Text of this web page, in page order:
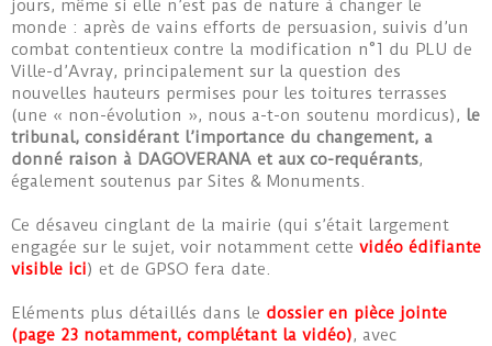
jours, même si elle n’est pas de nature à changer le
monde : après de vains efforts de persuasion, suivis d’un
combat contentieux contre la modification n°1 du PLU de
Ville-d’Avray, principalement sur la question des
nouvelles hauteurs permises pour les toitures terrasses
(une « non-évolution », nous a-t-on soutenu mordicus), le
tribunal, considérant l’importance du changement, a
donné raison à DAGOVERANA et aux co-requérants,
également soutenus par Sites & Monuments.
Ce désaveu cinglant de la mairie (qui s’était largement
engagée sur le sujet, voir notamment cette vidéo édifiante
visible ici) et de GPSO fera date.
Eléments plus détaillés dans le dossier en pièce jointe
(page 23 notamment, complétant la vidéo), avec